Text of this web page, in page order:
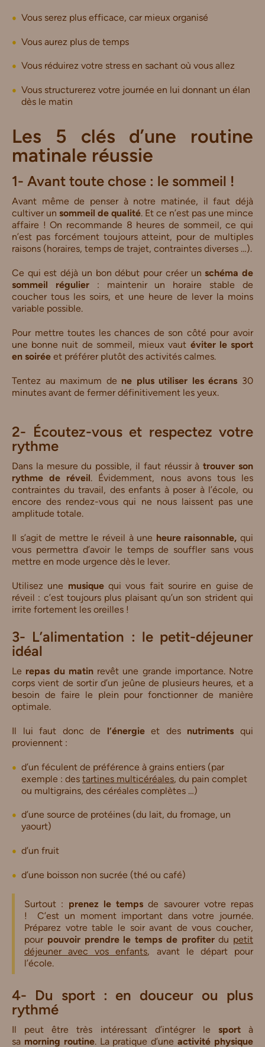
Vous serez plus efficace, car mieux organisé
Vous aurez plus de temps
Vous réduirez votre stress en sachant où vous allez
Vous structurerez votre journée en lui donnant un élan
dès le matin
Les 5 clés d’une routine
matinale réussie
1- Avant toute chose : le sommeil !
Avant même de penser à notre matinée, il faut déjà
cultiver un sommeil de qualité. Et ce n’est pas une mince
affaire ! On recommande 8 heures de sommeil, ce qui
n’est pas forcément toujours atteint, pour de multiples
raisons (horaires, temps de trajet, contraintes diverses …).
Ce qui est déjà un bon début pour créer unschéma de
sommeil régulier: maintenir un horaire stable de
coucher tous les soirs, et une heure de lever la moins
variable possible.
Pour mettre toutes les chances de son côté pour avoir
une bonne nuit de sommeil, mieux vaut éviter le sport
en soirée et préférer plutôt des activités calmes.
Tentez au maximum de ne plusutiliser les écrans 30
minutes avant de fermer définitivement les yeux.
2- Écoutez-vous et respectez votre
rythme
Dans la mesure du possible, il faut réussir àtrouver son
rythme de réveil. Évidemment, nous avons tous les
contraintes du travail, des enfants à poser à l’école, ou
encore des rendez-vous qui ne nous laissent pas une
amplitude totale.
Il s’agit de mettre le réveil à une heure raisonnable, qui
vous permettra d’avoir le temps de souffler sans vous
mettre en mode urgence dès le lever.
Utilisez une musiquequi vous fait sourire en guise de
réveil : c’est toujours plus plaisant qu’un son strident qui
irrite fortement les oreilles !
3- L’alimentation : le petit-déjeuner
idéal
Le repas du matin revêt une grande importance. Notre
corps vient de sortir d’un jeûne de plusieurs heures, et a
besoin de faire le plein pour fonctionner de manière
optimale.
Il lui faut donc de l’énergieet des nutriments qui
proviennent :
d’un féculent de préférence à grains entiers (par
exemple : des tartines multicéréales, du pain complet
ou multigrains, des céréales complètes …)
d’une source de protéines (du lait, du fromage, un
yaourt)
d’un fruit
d’une boisson non sucrée (thé ou café)
Surtout : prenez le temps de savourer votre repas
!C’est un moment important dans votre journée.
Préparez votre table le soir avant de vous coucher,
pour pouvoir prendre le temps de profiterdu petit
déjeuner avec vos enfants, avant le départ pour
l’école.
4- Du sport : en douceur ou plus
rythmé
Il peut être très intéressant d’intégrer le sportà
sa morning routine. La pratique d’uneactivité physique